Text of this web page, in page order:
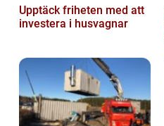
Upptäck friheten med att
investera i husvagnar